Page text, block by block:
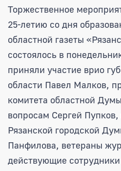
Четверть века
Торжественное
25-летию со дня
областной газеты
состоялось в
приняли участие врио
области Павел Малков,
комитета областной
вопросам Сергей Пупков,
Рязанской городской
Панфилова, ветераны
действующие сотрудники